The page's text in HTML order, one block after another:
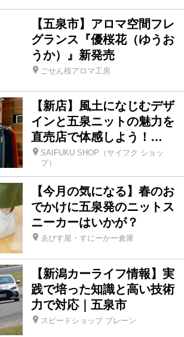
【五泉市】アロマ空間フレ
グランス『優桜花（ゆうお
うか）』新発売
ごせん桜アロマ工房
【新店】風土になじむデザ
インと五泉ニットの魅力を
直売店で体感しよう！…
SAIFUKU SHOP（サイフク ショッ
プ）
【今月の気になる】春のお
でかけに五泉発のニットス
ニーカーはいかが？
ゑびす屋・すにーかー倉庫
【新潟カーライフ情報】実
践で培った知識と高い技術
力で対応｜五泉市
スピードショップ プレーン